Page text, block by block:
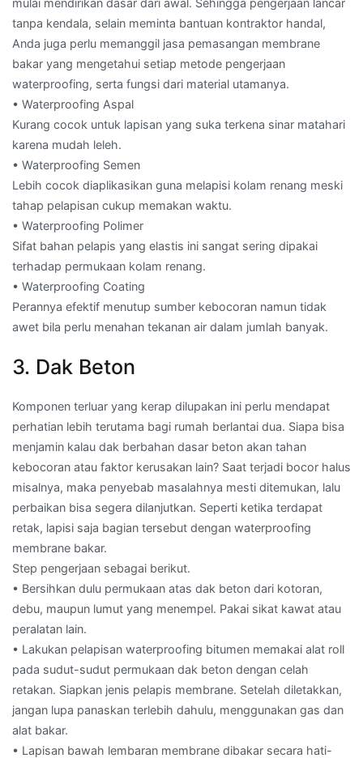
mulai mendirikan dasar dari awal. Sehingga pengerjaan lancar
tanpa kendala, selain meminta bantuan kontraktor handal,
Anda juga perlu memanggil jasa pemasangan membrane
bakar yang mengetahui setiap metode pengerjaan
waterproofing, serta fungsi dari material utamanya.
• Waterproofing Aspal
Kurang cocok untuk lapisan yang suka terkena sinar matahari
karena mudah leleh.
• Waterproofing Semen
Lebih cocok diaplikasikan guna melapisi kolam renang meski
tahap pelapisan cukup memakan waktu.
• Waterproofing Polimer
Sifat bahan pelapis yang elastis ini sangat sering dipakai
terhadap permukaan kolam renang.
• Waterproofing Coating
Perannya efektif menutup sumber kebocoran namun tidak
awet bila perlu menahan tekanan air dalam jumlah banyak.
3. Dak Beton
Komponen terluar yang kerap dilupakan ini perlu mendapat
perhatian lebih terutama bagi rumah berlantai dua. Siapa bisa
menjamin kalau dak berbahan dasar beton akan tahan
kebocoran atau faktor kerusakan lain? Saat terjadi bocor halus
misalnya, maka penyebab masalahnya mesti ditemukan, lalu
perbaikan bisa segera dilanjutkan. Seperti ketika terdapat
retak, lapisi saja bagian tersebut dengan waterproofing
membrane bakar.
Step pengerjaan sebagai berikut.
• Bersihkan dulu permukaan atas dak beton dari kotoran,
debu, maupun lumut yang menempel. Pakai sikat kawat atau
peralatan lain.
• Lakukan pelapisan waterproofing bitumen memakai alat roll
pada sudut-sudut permukaan dak beton dengan celah
retakan. Siapkan jenis pelapis membrane. Setelah diletakkan,
jangan lupa panaskan terlebih dahulu, menggunakan gas dan
alat bakar.
• Lapisan bawah lembaran membrane dibakar secara hati-